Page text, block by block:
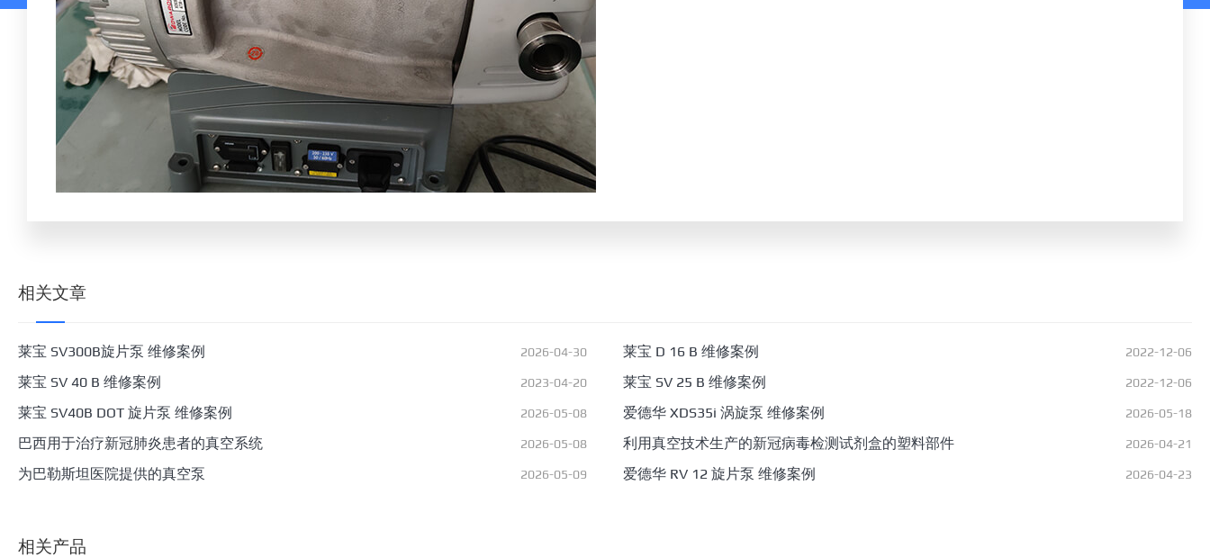
相关文章
莱宝 SV300B旋片泵 维修案例 2026-04-30 莱宝 D 16 B 维修案例 2022-12-06
莱宝 SV 40 B 维修案例 2023-04-20 莱宝 SV 25 B 维修案例 2022-12-06
莱宝 SV40B DOT 旋片泵 维修案例 2026-05-08 爱德华 XDS35i 涡旋泵 维修案例 2026-05-18
巴西用于治疗新冠肺炎患者的真空系统 2026-05-08 利用真空技术生产的新冠病毒检测试剂盒的塑料部件 2026-04-21
为巴勒斯坦医院提供的真空泵 2026-05-09 爱德华 RV 12 旋片泵 维修案例 2026-04-23
相关产品